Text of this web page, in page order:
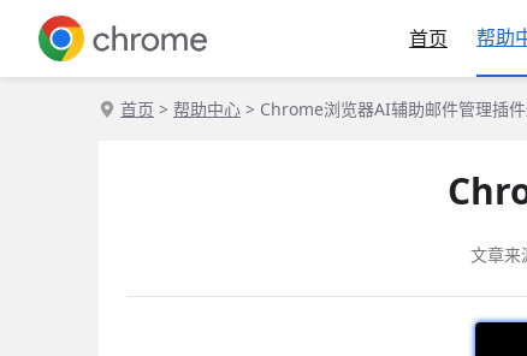
首页 帮助
首页 > 帮助中心 > Chrome浏览器AI辅助邮件管理插
文章来